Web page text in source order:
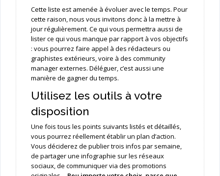
Cette liste est amenée à évoluer avec le temps. Pour
cette raison, nous vous invitons donc à la mettre à
jour régulièrement. Ce qui vous permettra aussi de
lister ce qui vous manque par rapport à vos objectifs
: vous pourrez faire appel à des rédacteurs ou
graphistes extérieurs, voire à des community
manager externes. Déléguer, c’est aussi une
manière de gagner du temps.
Utilisez les outils à votre
disposition
Une fois tous les points suivants listés et détaillés,
vous pourrez réellement établir un plan d’action.
Vous déciderez de publier trois infos par semaine,
de partager une infographie sur les réseaux
sociaux, de communiquer via des promotions